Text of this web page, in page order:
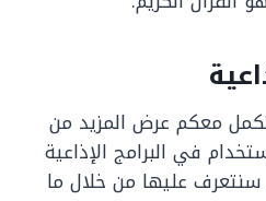
معكم عرض المزيد من
في البرامج الإذاعية
سنتعرف عليها من خلال ما